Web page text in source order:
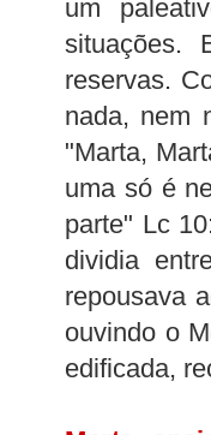
um
situações.
reservas.
nada, nem
"Marta,
uma só é
parte" Lc
dividia
repousava
ouvindo o
edificada,